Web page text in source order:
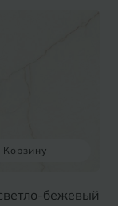
Корзину
бежевый